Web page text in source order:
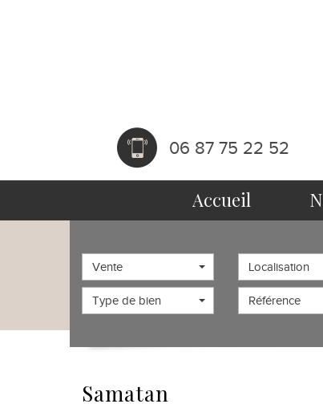
06 87 75 22 52
accueil
Vente
Type de bien
Localisation
samatan